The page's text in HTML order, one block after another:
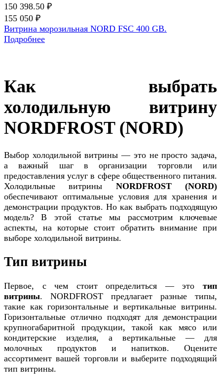
150 398.50 ₽
155 050 ₽
Витрина морозильная NORD FSC 400 GB.
Подробнее
Как выбрать
холодильную витрину
NORDFROST (NORD)
Выбор холодильной витрины — это не просто задача,
а важный шаг в организации торговли или
предоставления услуг в сфере общественного питания.
Холодильные витрины NORDFROST (NORD)
обеспечивают оптимальные условия для хранения и
демонстрации продуктов. Но как выбрать подходящую
модель? В этой статье мы рассмотрим ключевые
аспекты, на которые стоит обратить внимание при
выборе холодильной витрины.
Тип витрины
Первое, с чем стоит определиться — это тип
витрины. NORDFROST предлагает разные типы,
такие как горизонтальные и вертикальные витрины.
Горизонтальные отлично подходят для демонстрации
крупногабаритной продукции, такой как мясо или
кондитерские изделия, а вертикальные — для
молочных продуктов и напитков. Оцените
ассортимент вашей торговли и выберите подходящий
тип витрины.